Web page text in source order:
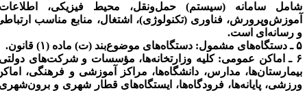
سامانه (سیستم) حمل‌ونقل، محیط فیزیکی، اطلاعات،
فناوری (تکنولوژی)، اشتغال، منابع مناسب ارتباطی
رسانه‌ای است.
دستگاه‌های موضوع‌بند (ت) ماده (۱) قانون.
کلیه وزارتخانه‌ها، مؤسسات و شرکت‌های دولتی،
مدارس، دانشگاه‌ها، مراکز آموزشی و فرهنگی، اماکن
پایانه‌ها، فرودگاه‌ها، ایستگاه‌های قطار شهری و برون‌شهری،